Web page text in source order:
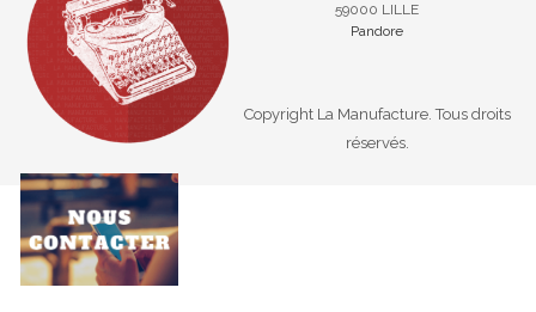
59000 LILLE
Pandore
Copyright La Manufacture. Tous droits
réservés.